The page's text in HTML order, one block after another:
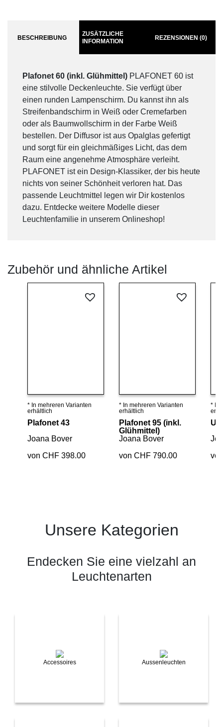
BESCHREIBUNG
ZUSÄTZLICHE
INFORMATION
REZENSIONEN (0)
Plafonet 60 (inkl. Glühmittel) PLAFONET 60 ist
eine stilvolle Deckenleuchte. Sie verfügt über
einen runden Lampenschirm. Du kannst ihn als
Streifenbandschirm in Weiß oder Cremefarben
oder als Baumwollschirm in der Farbe Weiß
bestellen. Der Diffusor ist aus Opalglas gefertigt
und sorgt für ein gleichmäßiges Licht, das dem
Raum eine angenehme Atmosphäre verleiht.
PLAFONET ist ein Design-Klassiker, der bis heute
nichts von seiner Schönheit verloren hat. Das
passende Leuchtmittel legen wir Dir kostenlos
dazu. Entdecke weitere Modelle dieser
Leuchtenfamilie in unserem Onlineshop!
Zubehör und ähnliche Artikel
Details ansehen
* In mehreren Varianten
erhältlich
Plafonet 43
Joana Bover
von CHF 398.00
Details ansehen
* In mehreren Varianten
erhältlich
Plafonet 95 (inkl.
Glühmittel)
Joana Bover
von CHF 790.00
* In
Unsere Kategorien
Endecken Sie eine vielzahl an
Leuchtenarten
Accessoires Aussenleuchten